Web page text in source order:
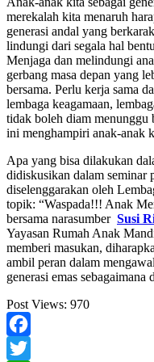
merekalah kita menaruh
generasi andal yang
lindungi dari segala hal
Menjaga dan melindungi
gerbang masa depan yang
bersama. Perlu kerja sama
lembaga keagamaan,
tidak boleh diam menunggu
ini menghampiri anak-anak
Apa yang bisa dilakukan
didiskusikan dalam seminar
diselenggarakan oleh
topik: “Waspada!!! Anak
bersama narasumber Susi
Yayasan Rumah Anak
memberi masukan,
ambil peran dalam
generasi emas sebagaimana
Post Views: 970
Facebook